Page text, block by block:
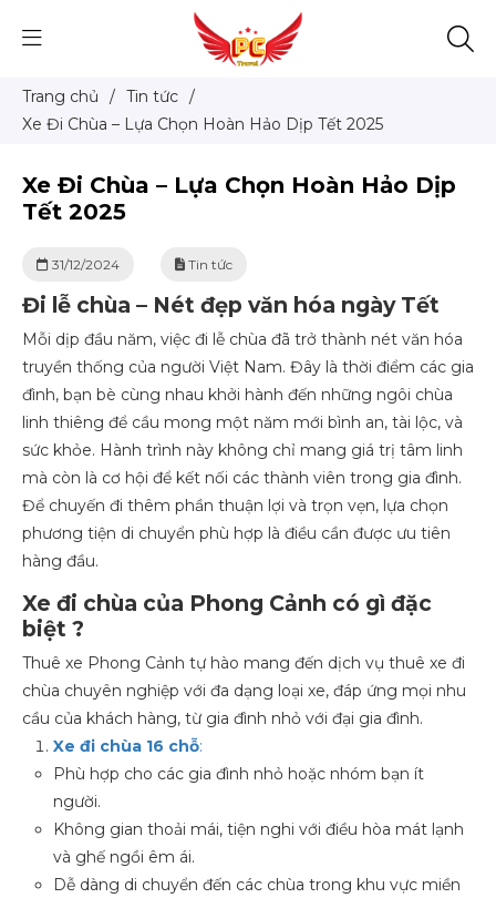
Trang chủ / Tin tức /
Xe Đi Chùa – Lựa Chọn Hoàn Hảo Dịp Tết 2025
Xe Đi Chùa – Lựa Chọn Hoàn Hảo Dịp
Tết 2025
31/12/2024 Tin tức
Đi lễ chùa – Nét đẹp văn hóa ngày Tết
Mỗi dịp đầu năm, việc đi lễ chùa đã trở thành nét văn hóa
truyền thống của người Việt Nam. Đây là thời điểm các gia
đình, bạn bè cùng nhau khởi hành đến những ngôi chùa
linh thiêng để cầu mong một năm mới bình an, tài lộc, và
sức khỏe. Hành trình này không chỉ mang giá trị tâm linh
mà còn là cơ hội để kết nối các thành viên trong gia đình.
Để chuyến đi thêm phần thuận lợi và trọn vẹn, lựa chọn
phương tiện di chuyển phù hợp là điều cần được ưu tiên
hàng đầu.
Xe đi chùa của Phong Cảnh có gì đặc
biệt ?
Thuê xe Phong Cảnh tự hào mang đến dịch vụ thuê xe đi
chùa chuyên nghiệp với đa dạng loại xe, đáp ứng mọi nhu
cầu của khách hàng, từ gia đình nhỏ với đại gia đình.
Xe đi chùa 16 chỗ:
Phù hợp cho các gia đình nhỏ hoặc nhóm bạn ít
người.
Không gian thoải mái, tiện nghi với điều hòa mát lạnh
và ghế ngồi êm ái.
Dễ dàng di chuyển đến các chùa trong khu vực miền